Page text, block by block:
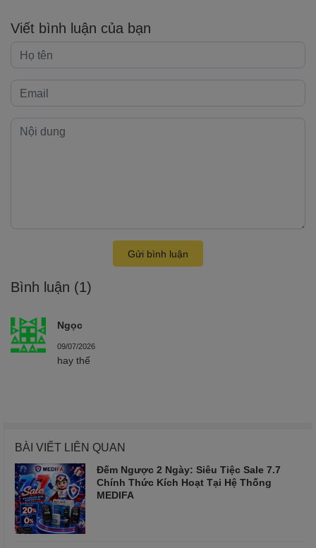
Viết bình luận của bạn
Gửi bình luận
Bình luận (1)
Ngọc
09/07/2026
hay thế
BÀI VIẾT LIÊN QUAN
Đếm Ngược 2 Ngày: Siêu Tiệc Sale 7.7
Chính Thức Kích Hoạt Tại Hệ Thống
MEDIFA